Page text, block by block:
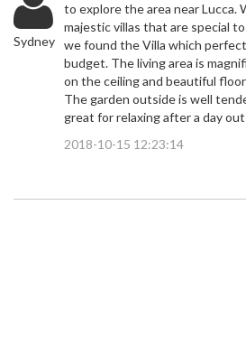
Sydney
to explore the area near Lucca.
majestic villas that are special
we found the Villa which
budget. The living area is
on the ceiling and beautiful
The garden outside is well
great for relaxing after a day
2018-10-15 12:23:14